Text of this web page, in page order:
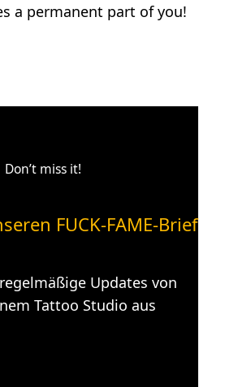
a permanent part of you!
Don’t miss it!
FUCK-FAME-Brief
Updates von
Tattoo Studio aus